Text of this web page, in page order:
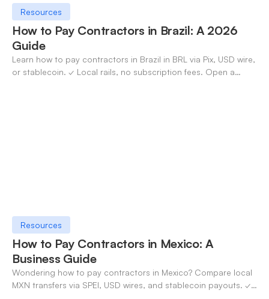
Resources
How to Pay Contractors in Brazil: A 2026
Guide
Learn how to pay contractors in Brazil in BRL via Pix, USD wire,
or stablecoin. ✓ Local rails, no subscription fees. Open a
Resources
How to Pay Contractors in Mexico: A
Business Guide
Wondering how to pay contractors in Mexico? Compare local
MXN transfers via SPEI, USD wires, and stablecoin payouts. ✓